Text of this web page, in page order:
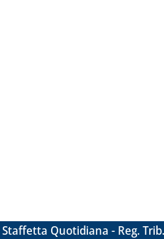
Staffetta Quotidiana - Reg.